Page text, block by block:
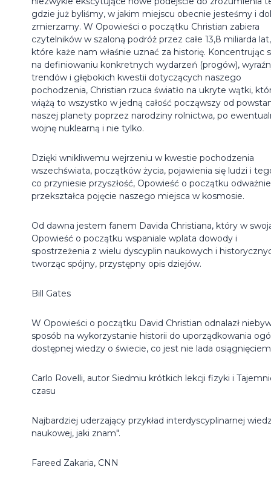
gdzie już byliśmy, w jakim miejscu obecnie jesteśmy i
zmierzamy. W Opowieści o początku Christian zabiera
czytelników w szaloną podróż przez całe 13,8 miliarda lat,
które każe nam właśnie uznać za historię. Koncentrując
na definiowaniu konkretnych wydarzeń (progów),
trendów i głębokich kwestii dotyczących naszego
pochodzenia, Christian rzuca światło na ukryte wątki,
wiążą to wszystko w jedną całość począwszy od
naszej planety poprzez narodziny rolnictwa, po
wojnę nuklearną i nie tylko.
Dzięki wnikliwemu wejrzeniu w kwestie pochodzenia
wszechświata, początków życia, pojawienia się ludzi i
co przyniesie przyszłość, Opowieść o początku odważnie
przekształca pojęcie naszego miejsca w kosmosie.
Od dawna jestem fanem Davida Christiana, który w
Opowieść o początku wspaniale wplata dowody i
spostrzeżenia z wielu dyscyplin naukowych i
tworząc spójny, przystępny opis dziejów.
Bill Gates
W Opowieści o początku David Christian odnalazł
sposób na wykorzystanie historii do uporządkowania
dostępnej wiedzy o świecie, co jest nie lada
Carlo Rovelli, autor Siedmiu krótkich lekcji fizyki i
czasu
Najbardziej uderzający przykład interdyscyplinarnej
naukowej, jaki znam".
Fareed Zakaria, CNN